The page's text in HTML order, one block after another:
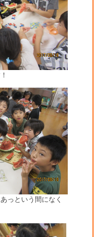
っという間になく